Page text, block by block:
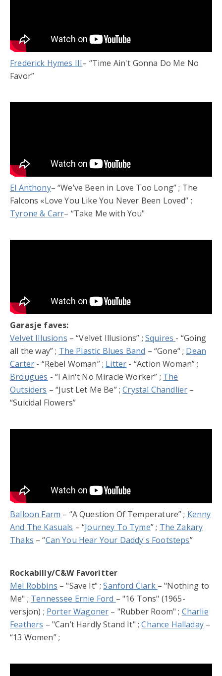
Frederick Hymes III– “Time Ain't Gonna Do Me No
Favor”
El Anthony– “We’ve Been in Love Too Long” ; The
Falcons «Love You Like You Never Been Loved” ;
Tyrone & Carr– “Take Me with You"
Garasje faves:
Velvet Illusions – “Velvet Illusions” ; Squires - “Going
all the way” ; The Plastic Blues Band – “Gone“ ; Dean
Carter - “Rebel Woman” ; Litter - “Action Woman” ;
Brougues - “I Ain't No Miracle Worker” ; The
Outsiders – “Just Let Me Be” ;Crystal Chandlier –
“Suicidal Flowers”
Balloon Farm – “A Question Of Temperature” ; Kenny
And The Kasuals – “Journey To Tyme” ; The Zakary
Thaks – “Can You Hear Your Daddy's Footsteps”
Rockabilly/C&W Favoritter
Mel Robbins – "Save It" ;Sanford Clark – "Nothing to
Me" ; Tennessee Ernie Ford – "16 Tons" (1965-
versjon) ; Porter Wagoner – "Rubber Room" ; Charlie
Feathers – "Can’t Hardly Stand It" ;Chance Halladay–
“13 Women” ;